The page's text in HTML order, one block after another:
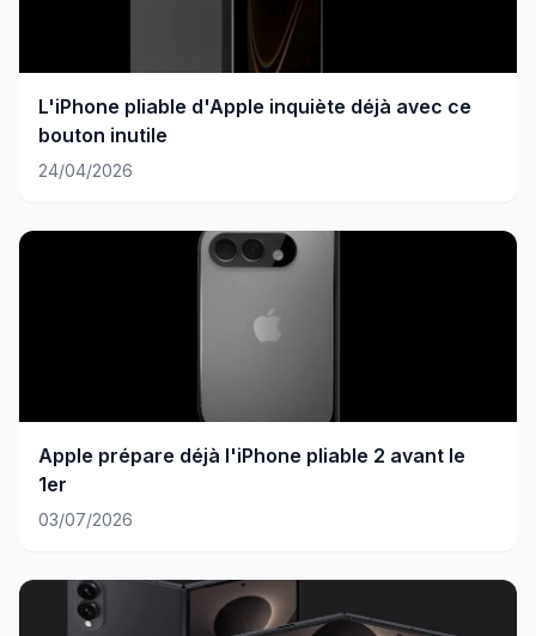
L'iPhone pliable d'Apple inquiète déjà avec ce
bouton inutile
24/04/2026
Apple prépare déjà l'iPhone pliable 2 avant le
1er
03/07/2026